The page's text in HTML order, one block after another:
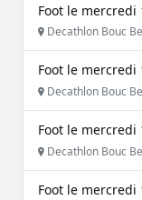
Foot le mercredi
Decathlon Bouc
Foot le mercredi
Decathlon Bouc
Foot le mercredi
Decathlon Bouc
Foot le mercredi